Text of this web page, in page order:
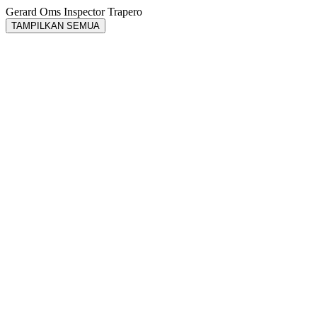
Gerard Oms Inspector Trapero
TAMPILKAN SEMUA